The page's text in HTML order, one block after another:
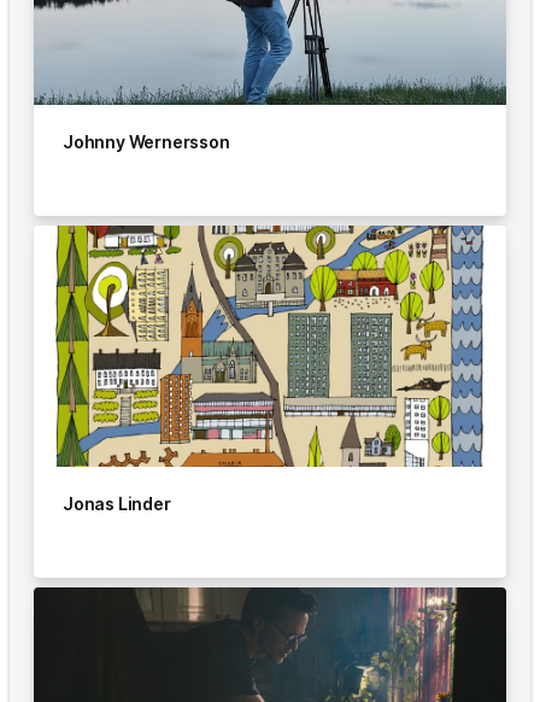
Johnny Wernersson
Jonas Linder